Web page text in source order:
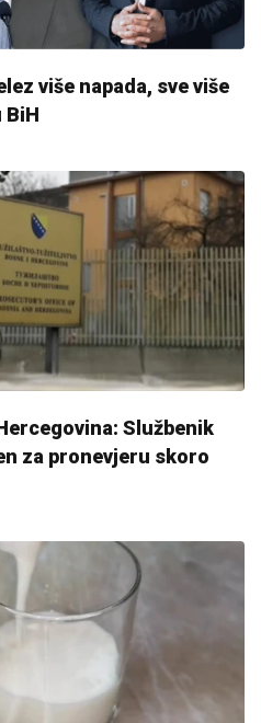
više napada, sve više
BiH
Službenik
za pronevjeru skoro